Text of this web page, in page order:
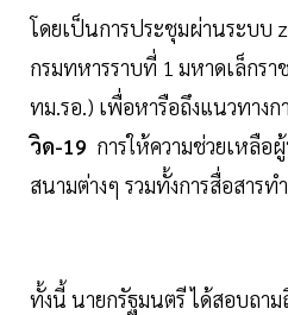
โดยเป็นการประชุมผ่านระบบ
กรมทหารราบที่ 1 มหาดเล็กรา
ทม.รอ.) เพื่อหารือถึงแนวทางก
วิด-19 การให้ความช่วยเหลือ
สนามต่างๆ รวมทั้งการสื่อสาร
ทั้งนี้ นายกรัฐมนตรี ได้สอบถา